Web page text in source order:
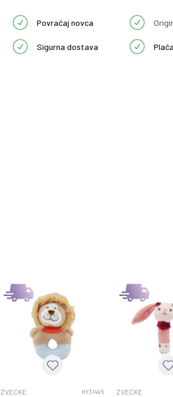
Povraćaj novca
Sigurna dostava
ZVECKE HY31495 ZVECKE